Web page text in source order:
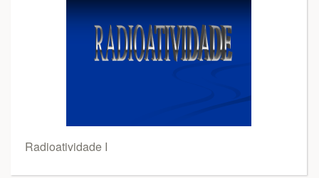
Radioatividade I